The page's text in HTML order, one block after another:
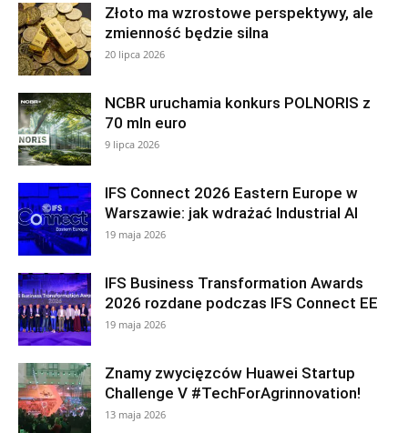
Złoto ma wzrostowe perspektywy, ale
zmienność będzie silna
20 lipca 2026
NCBR uruchamia konkurs POLNORIS z
70 mln euro
9 lipca 2026
IFS Connect 2026 Eastern Europe w
Warszawie: jak wdrażać Industrial AI
19 maja 2026
IFS Business Transformation Awards
2026 rozdane podczas IFS Connect EE
19 maja 2026
Znamy zwycięzców Huawei Startup
Challenge V #TechForAgrinnovation!
13 maja 2026